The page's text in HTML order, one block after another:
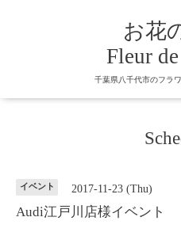
お花
Fleur
千葉県八千代市のフラ
イベント 2017-11-23 (Thu)
Audi江戸川店様イベント